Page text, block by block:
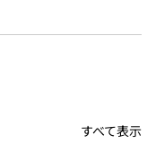
すべて表示